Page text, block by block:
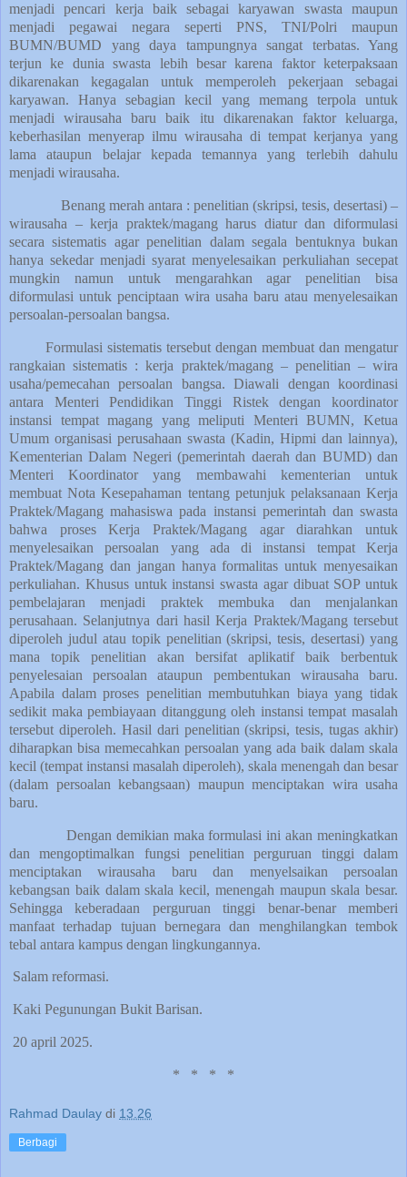
menjadi pencari kerja baik sebagai karyawan swasta maupun
menjadi pegawai negara seperti PNS, TNI/Polri maupun
BUMN/BUMD yang daya tampungnya sangat terbatas. Yang
terjun ke dunia swasta lebih besar karena faktor keterpaksaan
dikarenakan kegagalan untuk memperoleh pekerjaan sebagai
karyawan. Hanya sebagian kecil yang memang terpola untuk
menjadi wirausaha baru baik itu dikarenakan faktor keluarga,
keberhasilan menyerap ilmu wirausaha di tempat kerjanya yang
lama ataupun belajar kepada temannya yang terlebih dahulu
menjadi wirausaha.
Benang merah antara : penelitian (skripsi, tesis, desertasi) –
wirausaha – kerja praktek/magang harus diatur dan diformulasi
secara sistematis agar penelitian dalam segala bentuknya bukan
hanya sekedar menjadi syarat menyelesaikan perkuliahan secepat
mungkin namun untuk mengarahkan agar penelitian bisa
diformulasi untuk penciptaan wira usaha baru atau menyelesaikan
persoalan-persoalan bangsa.
Formulasi sistematis tersebut dengan membuat dan mengatur
rangkaian sistematis : kerja praktek/magang – penelitian – wira
usaha/pemecahan persoalan bangsa. Diawali dengan koordinasi
antara Menteri Pendidikan Tinggi Ristek dengan koordinator
instansi tempat magang yang meliputi Menteri BUMN, Ketua
Umum organisasi perusahaan swasta (Kadin, Hipmi dan lainnya),
Kementerian Dalam Negeri (pemerintah daerah dan BUMD) dan
Menteri Koordinator yang membawahi kementerian untuk
membuat Nota Kesepahaman tentang petunjuk pelaksanaan Kerja
Praktek/Magang mahasiswa pada instansi pemerintah dan swasta
bahwa proses Kerja Praktek/Magang agar diarahkan untuk
menyelesaikan persoalan yang ada di instansi tempat Kerja
Praktek/Magang dan jangan hanya formalitas untuk menyesaikan
perkuliahan. Khusus untuk instansi swasta agar dibuat SOP untuk
pembelajaran menjadi praktek membuka dan menjalankan
perusahaan. Selanjutnya dari hasil Kerja Praktek/Magang tersebut
diperoleh judul atau topik penelitian (skripsi, tesis, desertasi) yang
mana topik penelitian akan bersifat aplikatif baik berbentuk
penyelesaian persoalan ataupun pembentukan wirausaha baru.
Apabila dalam proses penelitian membutuhkan biaya yang tidak
sedikit maka pembiayaan ditanggung oleh instansi tempat masalah
tersebut diperoleh. Hasil dari penelitian (skripsi, tesis, tugas akhir)
diharapkan bisa memecahkan persoalan yang ada baik dalam skala
kecil (tempat instansi masalah diperoleh), skala menengah dan besar
(dalam persoalan kebangsaan) maupun menciptakan wira usaha
baru.
Dengan demikian maka formulasi ini akan meningkatkan
dan mengoptimalkan fungsi penelitian perguruan tinggi dalam
menciptakan wirausaha baru dan menyelsaikan persoalan
kebangsan baik dalam skala kecil, menengah maupun skala besar.
Sehingga keberadaan perguruan tinggi benar-benar memberi
manfaat terhadap tujuan bernegara dan menghilangkan tembok
tebal antara kampus dengan lingkungannya.
Salam reformasi.
Kaki Pegunungan Bukit Barisan.
20 april 2025.
* * * *
Rahmad Daulay di 13.26
Berbagi